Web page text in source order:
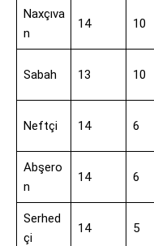
Naxçıva
n
14 10
Sabah 13 10
Neftçi 14 6
Abşero
n
14 6
Serhed
çi
14 5